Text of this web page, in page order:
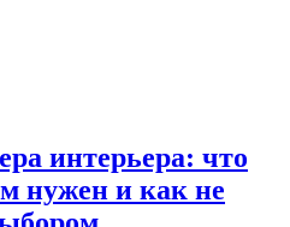
интерьера: что
нужен и как не